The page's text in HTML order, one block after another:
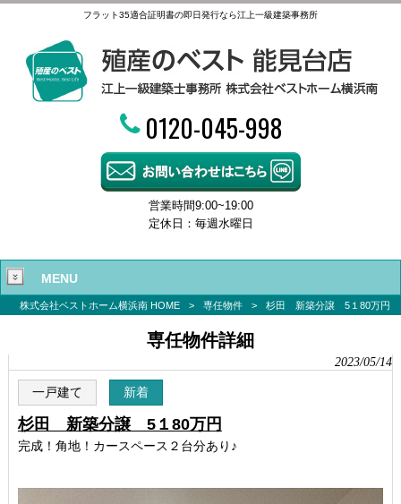
フラット35適合証明書の即日発行なら江上一級建築事務所
0120-045-998
営業時間9:00~19:00
定休日：毎週水曜日
MENU
株式会社ベストホーム横浜南 HOME > 専任物件 > 杉田 新築分譲 5１80万円
専任物件詳細
2023/05/14
一戸建て 新着
杉田 新築分譲 5１80万円
完成！角地！カースペース２台分あり♪